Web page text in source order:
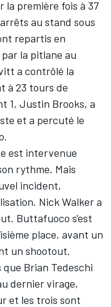
la première fois à 37
au stand sous
repartis en
la pitlane au
a contrôlé la
à 23 tours de
1, Justin Brooks, a
et a percuté le
est intervenue
rythme. Mais
incident,
Nick Walker a
Buttafuoco s'est
place, avant un
un shootout.
Brian Tedeschi
dernier virage,
et les trois sont